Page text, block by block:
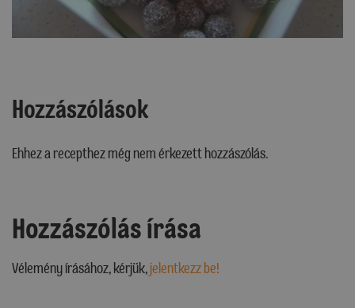
Hozzászólások
Ehhez a recepthez még nem érkezett hozzászólás.
Hozzászólás írása
Vélemény írásához, kérjük,jelentkezz be!